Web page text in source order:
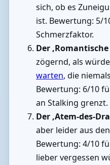
sich, ob es
ist. Bewertung: 5/
Schmerzfaktor.
Der ‚Romantische
zögernd, als
warten, die
Bewertung: 6/10
an Stalking grenzt.
Der ‚Atem-des-
aber leider aus
Bewertung: 4/10
lieber vergessen